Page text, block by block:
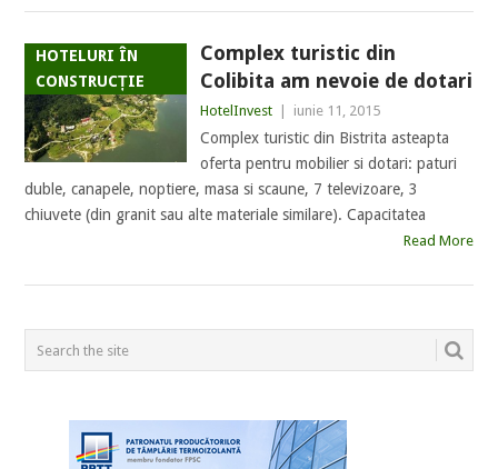
HOTELURI ÎN
CONSTRUCȚIE
Complex turistic din
Colibita am nevoie de dotari
HotelInvest iunie 11, 2015
Complex turistic din Bistrita asteapta
oferta pentru mobilier si dotari: paturi
duble, canapele, noptiere, masa si scaune, 7 televizoare, 3
chiuvete (din granit sau alte materiale similare). Capacitatea
Read More
POSTS
NAVIGATION